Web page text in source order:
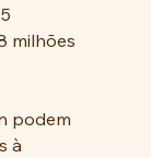
milhões
à